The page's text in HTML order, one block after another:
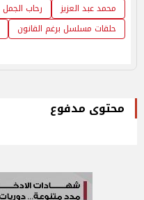
محمد عبد العزيز
رحاب الجمل
حلقات مسلسل برغم القانون
محتوى مدفوع